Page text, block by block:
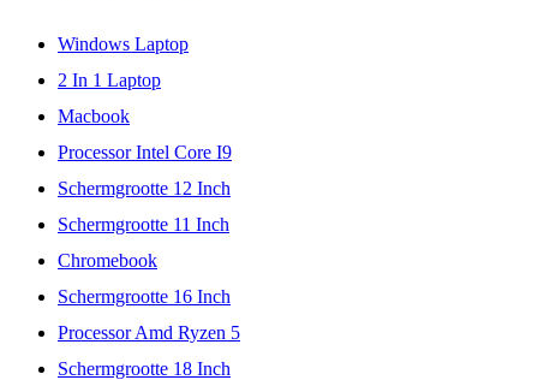
Windows Laptop
2 In 1 Laptop
Macbook
Processor Intel Core I9
Schermgrootte 12 Inch
Schermgrootte 11 Inch
Chromebook
Schermgrootte 16 Inch
Processor Amd Ryzen 5
Schermgrootte 18 Inch